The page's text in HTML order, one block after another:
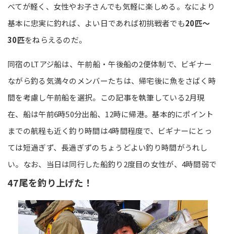
べてが軽く、女性やお子さんでも気軽に楽しめる。なにより
基本に忠実に釣れば、よい日であれば初挑戦者でも20匹～
30匹をねらえるのだ。
同宿のLTアジ船は、午前船・午後船の2便体制で、ビギナー
ながら釣る気満々のメンバーたちは、帰宅後に魚をさばく時
間を考慮し午前船を選択。この記事を執筆している2月現
在、船は午前6時50分出船、12時に帰港。基本的にポイント
までの航程も近く釣り時間は4時間程度で、ビギナーにとっ
ては短過ぎず、長過ぎずのちょうどよい釣り時間がうれし
い。なお、当日は同行した船釣り2度目の女性が、4時間弱で
47尾を釣り上げた！